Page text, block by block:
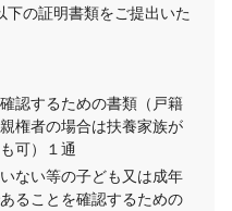
下の証明書類をご提出いた
認するための書類（戸籍
権者の場合は扶養家族が
可）１通
ない等の子ども又は成年
ることを確認するための